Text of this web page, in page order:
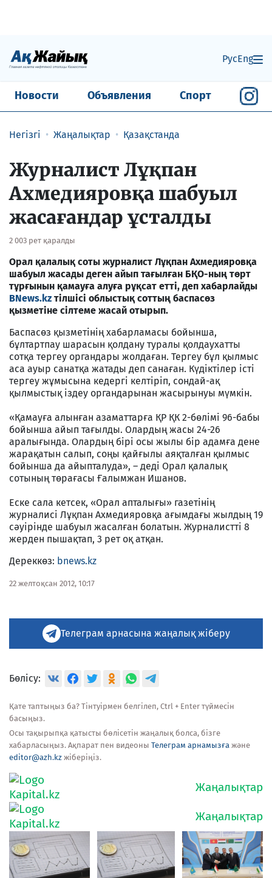
РусEng
Новости Объявления Спорт
Негізгі Жаңалықтар Қазақстанда
Журналист Лұқпан
Ахмедияровқа шабуыл
жасағандар ұсталды
2 003 рет қаралды
Орал қалалық соты журналист Лұқпан Ахмедияровқа
шабуыл жасады деген айып тағылған БҚО-ның төрт
тұрғынын қамауға алуға рұқсат етті, деп хабарлайды
BNews.kz тілшісі облыстық соттың баспасөз
қызметіне сілтеме жасай отырып.
Баспасөз қызметінің хабарламасы бойынша,
бұлтартпау шарасын қолдану туралы қолдаухатты
сотқа тергеу органдары жолдаған. Тергеу бұл қылмыс
аса ауыр санатқа жатады деп санаған. Күдіктілер істі
тергеу жұмысына кедергі келтіріп, сондай-ақ
қылмыстық іздеу органдарынан жасырынуы мүмкін.
«Қамауға алынған азаматтарға ҚР ҚК 2-бөлімі 96-бабы
бойынша айып тағылды. Олардың жасы 24-26
аралығында. Олардың бірі осы жылы бір адамға дене
жарақатын салып, соңы қайғылы аяқталған қылмыс
бойынша да айыпталуда», – деді Орал қалалық
сотының төрағасы Ғалымжан Ишанов.
Еске сала кетсек, «Орал апталығы» газетінің
журналисі Лұқпан Ахмедияровқа ағымдағы жылдың 19
сәуірінде шабуыл жасалған болатын. Журналистті 8
жерден пышақтап, 3 рет оқ атқан.
Дереккөз: bnews.kz
22 желтоқсан 2012, 10:17
Телеграм арнасына жаңалық жіберу
Бөлісу:
Қате таптыңыз ба? Тінтуірмен белгілеп, Ctrl + Enter түймесін
басыңыз.
Осы тақырыпқа қатысты бөлісетін жаңалық болса, бізге
хабарласыңыз. Ақпарат пен видеоны Телеграм арнамызға және
editor@azh.kz жіберіңіз.